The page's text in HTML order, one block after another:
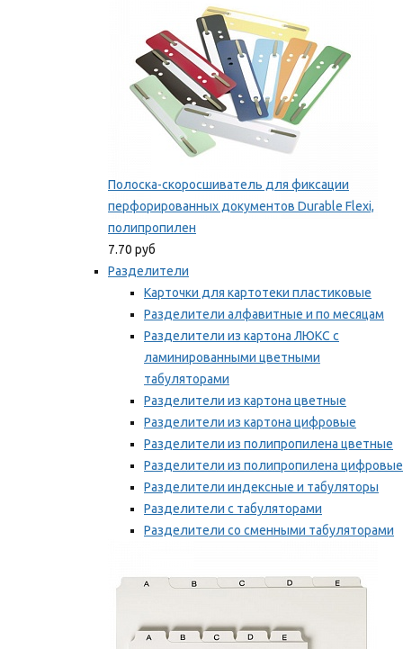
Полоска-скоросшиватель для фиксации
перфорированных документов Durable Flexi,
полипропилен
7.70 руб
Разделители
Карточки для картотеки пластиковые
Разделители алфавитные и по месяцам
Разделители из картона ЛЮКС с
ламинированными цветными
табуляторами
Разделители из картона цветные
Разделители из картона цифровые
Разделители из полипропилена цветные
Разделители из полипропилена цифровые
Разделители индексные и табуляторы
Разделители с табуляторами
Разделители со сменными табуляторами